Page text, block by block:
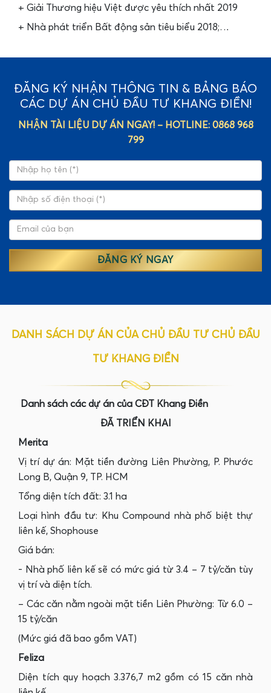
+ Giải Thương hiệu Việt được yêu thích nhất 2019
+ Nhà phát triển Bất động sản tiêu biểu 2018;…
ĐĂNG KÝ NHẬN THÔNG TIN & BẢNG BÁO
CÁC DỰ ÁN CHỦ ĐẦU TƯ KHANG ĐIỀN!
NHẬN TÀI LIỆU DỰ ÁN NGAY! – HOTLINE: 0868 968
799
DANH SÁCH DỰ ÁN CỦA CHỦ ĐẦU TƯ CHỦ ĐẦU
TƯ KHANG ĐIỀN
Danh sách các dự án của CĐT Khang Điền
ĐÃ TRIỂN KHAI
Merita
Vị trí dự án: Mặt tiền đường Liên Phường, P. Phước
Long B, Quận 9, TP. HCM
Tổng diện tích đất: 3.1 ha
Loại hình đầu tư: Khu Compound nhà phố biệt thự
liên kế, Shophouse
Giá bán:
- Nhà phố liên kế sẽ có mức giá từ 3.4 – 7 tỷ/căn tùy
vị trí và diện tích.
– Các căn nằm ngoài mặt tiền Liên Phường: Từ 6.0 –
15 tỷ/căn
(Mức giá đã bao gồm VAT)
Feliza
Diện tích quy hoạch 3.376,7 m2 gồm có 15 căn nhà